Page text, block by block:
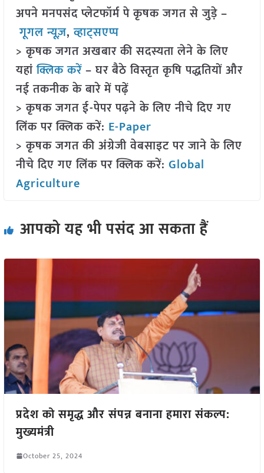
अपने मनपसंद प्लेटफॉर्म पे कृषक जगत से जुड़े –
गूगल न्यूज़,व्हाट्सएप्प
> कृषक जगत अखबार की सदस्यता लेने के लिए
यहांक्लिक करें– घर बैठे विस्तृत कृषि पद्धतियों और
नई तकनीक के बारे में पढ़ें
> कृषक जगत ई-पेपर पढ़ने के लिए नीचे दिए गए
लिंक पर क्लिक करें: E-Paper
> कृषक जगत की अंग्रेजी वेबसाइट पर जाने के लिए
नीचे दिए गए लिंक पर क्लिक करें: Global
Agriculture
आपको यह भी पसंद आ सकता हैं
प्रदेश को समृद्ध और संपन्न बनाना हमारा संकल्प:
मुख्यमंत्री
October 25, 2024